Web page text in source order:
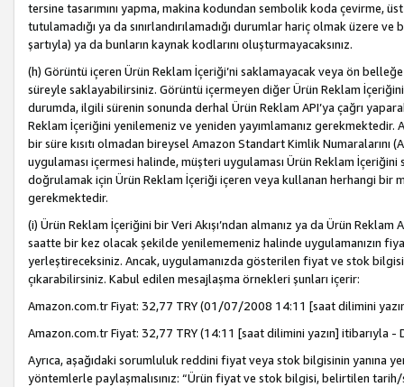
tersine tasarımını yapma, makina kodundan sembolik koda çevirme,
tutulamadığı ya da sınırlandırılamadığı durumlar hariç olmak üzere
şartıyla) ya da bunların kaynak kodlarını oluşturmayacaksınız.
(h) Görüntü içeren Ürün Reklam İçeriği’ni saklamayacak veya ön
süreyle saklayabilirsiniz. Görüntü içermeyen diğer Ürün Reklam
durumda, ilgili sürenin sonunda derhal Ürün Reklam API’ya çağrı
Reklam İçeriğini yenilemeniz ve yeniden yayımlamanız gerekmektedir.
bir süre kısıtı olmadan bireysel Amazon Standart Kimlik Numaralarını
uygulaması içermesi halinde, müşteri uygulaması Ürün Reklam
doğrulamak için Ürün Reklam İçeriği içeren veya kullanan herhangi bir
gerekmektedir.
(i) Ürün Reklam İçeriğini bir Veri Akışı’ndan almanız ya da Ürün
saatte bir kez olacak şekilde yenilememeniz halinde uygulamanızın
yerleştireceksiniz. Ancak, uygulamanızda gösterilen fiyat ve stok
çıkarabilirsiniz. Kabul edilen mesajlaşma örnekleri şunları içerir:
Amazon.com.tr Fiyat: 32,77 TRY (01/07/2008 14:11 [saat dilimini
Amazon.com.tr Fiyat: 32,77 TRY (14:11 [saat dilimini yazın] itibarıyla -
Ayrıca, aşağıdaki sorumluluk reddini fiyat veya stok bilgisinin yanına
yöntemlerle paylaşmalısınız: “Ürün fiyat ve stok bilgisi, belirtilen